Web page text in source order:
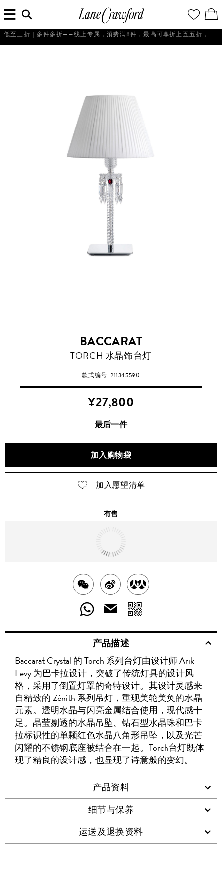
佛
探
的
愿
望
清
单
看
／
修
改
购
单
入
搜
索
信
息...
BACCARAT
TORCH 水晶饰台灯
款式编号211345590
¥27,800
最后一件
加入购物袋
加入愿望清单
有售
北京市
分
享
WECHAT
分
享
WEIBO
分
分
享
至
WHATSAPP
给
好
友
享
维
码
产品描述
Baccarat Crystal 的 Torch 系列台灯由设计师 Arik
Levy 为巴卡拉设计，突破了传统灯具的设计风
格，采用了倒置灯罩的奇特设计。其设计灵感来
自精致的 Zénith 系列吊灯，重现美轮美奂的水晶
元素。透明水晶与闪亮金属结合使用，现代感十
足。晶莹剔透的水晶吊坠、钻石型水晶珠和巴卡
拉标识性的单颗红色水晶八角形吊坠，以及光芒
闪耀的不锈钢底座被结合在一起。Torch台灯既体
现了精良的设计感，也显现了诗意般的变幻。
产品资料
细节与保养
运送及退换资料